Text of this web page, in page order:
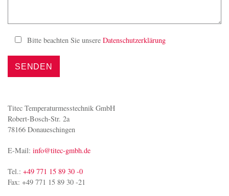
Bitte beachten Sie unsereDatenschutzerklärung
Titec Temperaturmesstechnik GmbH
Robert-Bosch-Str. 2a
78166 Donaueschingen
E-Mail: info@titec-gmbh.de
Tel.: +49 771 15 89 30 -0
Fax: +49 771 15 89 30 -21